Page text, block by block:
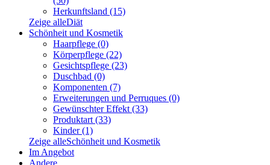
Herkunftsland (15)
Zeige alleDiät
Schönheit und Kosmetik
Haarpflege (0)
Körperpflege (22)
Gesichtspflege (23)
Duschbad (0)
Komponenten (7)
Erweiterungen und Perruques (0)
Gewünschter Effekt (33)
Produktart (33)
Kinder (1)
Zeige alleSchönheit und Kosmetik
Im Angebot
Andere